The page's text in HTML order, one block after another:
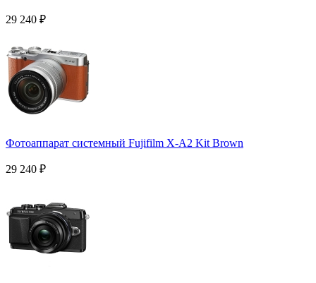
29 240 ₽
Фотоаппарат системный Fujifilm X-A2 Kit Brown
29 240 ₽